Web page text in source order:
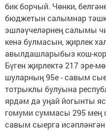
бик борчый. Чөнки,
бюджетын салымнар
эшләүчеләрнең салымы
кенә булмасын, җирлек
авылдашларыбыз кош-
Бүген җирлектә 217 эре-
шуларның 95е - савым
тотрыклы булуына
ярдәм дә уңай йогынты
гомуми суммасы 295 мең
савым сыерга